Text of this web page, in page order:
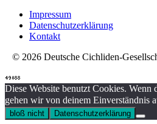
Impressum
Datenschutzerklärung
Kontakt
© 2026 Deutsche Cichliden-
Diese Website benutzt Cookies. Wenn
gehen wir von deinem Einverständnis
bloß nicht
Datenschutzerklärung